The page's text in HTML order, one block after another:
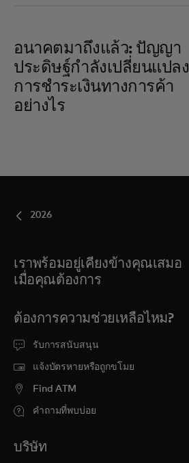
อนาคตมาถึงแล้ว: ปัญญา
ประดิษฐ์กำลังเปลี่ยนแปลง
การชำระเงินทางการค้า
อย่างไร
2026
เราพร้อมอยู่เคียงข้างคุณเสมอ
เมื่อคุณต้องการ
ต้องการความช่วยเหลือไหม?
รับการสนับสนุน
แจ้งบัตรหายหรือถูกขโมย
Find ATM
คำถามที่พบบ่อย
บริษัท